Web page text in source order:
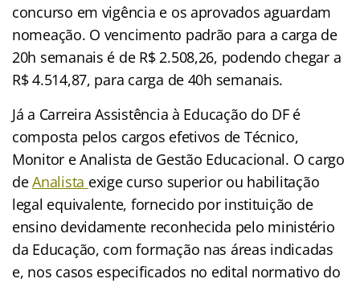
concurso em vigência e os aprovados aguardam
nomeação. O vencimento padrão para a carga de
20h semanais é de R$ 2.508,26, podendo chegar a
R$ 4.514,87, para carga de 40h semanais.
Já a Carreira Assistência à Educação do DF é
composta pelos cargos efetivos de Técnico,
Monitor e Analista de Gestão Educacional. O cargo
deAnalista exige curso superior ou habilitação
legal equivalente, fornecido por instituição de
ensino devidamente reconhecida pelo ministério
da Educação, com formação nas áreas indicadas
e, nos casos especificados no edital normativo do